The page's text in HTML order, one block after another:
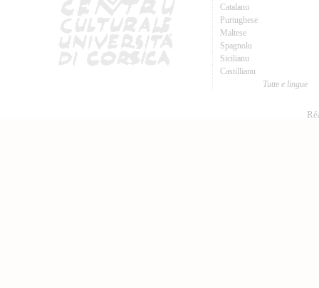
Catalanu
Purtughese
Maltese
Spagnolu
Sicilianu
Castillianu
Tutte e lingue